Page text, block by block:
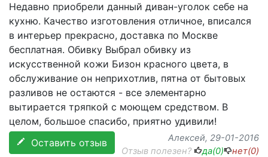
Недавно приобрели данный диван-уголок себе на
кухню. Качество изготовления отличное, вписался
в интерьер прекрасно, доставка по Москве
бесплатная. Обивку Выбрал обивку из
искусственной кожи Бизон красного цвета, в
обслуживание он неприхотлив, пятна от бытовых
разливов не остаются - все элементарно
вытирается тряпкой с моющем средством. В
целом, большое спасибо, приятно удивили!
Оставить отзыв
Алексей, 29-01-2016
Отзыв полезен?
да(0) нет(0)